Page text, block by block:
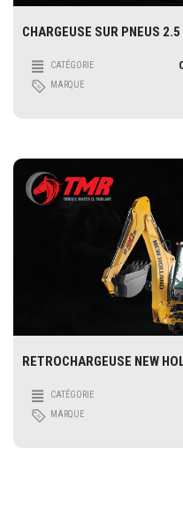
CHARGEUSE SUR PNEUS
CATÉGORIE
MARQUE
RETROCHARGEUSE NEW
CATÉGORIE
MARQUE